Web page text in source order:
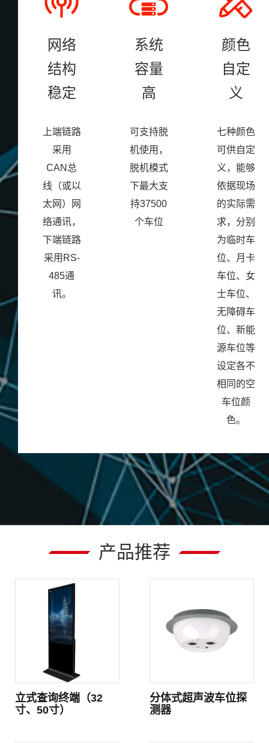
网络
结构
稳定
上端链路
采用
CAN总
线（或以
太网）网
络通讯，
下端链路
采用RS-
485通
讯。
系统
容量
高
可支持脱
机使用，
脱机模式
下最大支
持37500
个车位
颜色
自定
义
七种颜色
可供自定
义，能够
依据现场
的实际需
求，分别
为临时车
位、月卡
车位、女
士车位、
无障碍车
位、新能
源车位等
设定各不
相同的空
车位颜
色。
产品推荐
立式查询终端（32
寸、50寸）
分体式超声波车位探
测器